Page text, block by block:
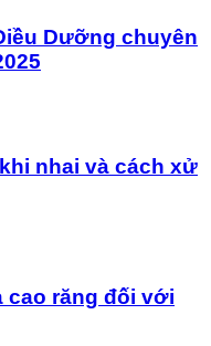
Dưỡng chuyên
nhai và cách xử
cao răng đối với